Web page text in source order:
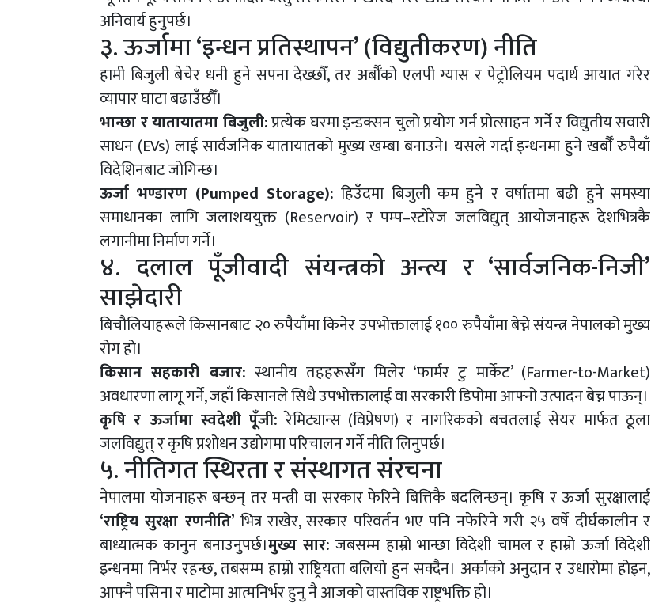
अनिवार्य हुनुपर्छ।
३. ऊर्जामा ‘इन्धन प्रतिस्थापन’ (विद्युतीकरण) नीति
हामी बिजुली बेचेर धनी हुने सपना देख्छौँ, तर अर्बौँको एलपी ग्यास र पेट्रोलियम पदार्थ आयात गरेर
व्यापार घाटा बढाउँछौँ।
भान्छा र यातायातमा बिजुली:प्रत्येक घरमा इन्डक्सन चुलो प्रयोग गर्न प्रोत्साहन गर्ने र विद्युतीय सवारी
साधन (EVs) लाई सार्वजनिक यातायातको मुख्य खम्बा बनाउने। यसले गर्दा इन्धनमा हुने खर्बौँ रुपैयाँ
विदेशिनबाट जोगिन्छ।
ऊर्जा भण्डारण (Pumped Storage): हिउँदमा बिजुली कम हुने र वर्षातमा बढी हुने समस्या
समाधानका लागि जलाशययुक्त (Reservoir) र पम्प–स्टोरेज जलविद्युत् आयोजनाहरू देशभित्रकै
लगानीमा निर्माण गर्ने।
४. दलाल पूँजीवादी संयन्त्रको अन्त्य र ‘सार्वजनिक-निजी’
साझेदारी
बिचौलियाहरूले किसानबाट २० रुपैयाँमा किनेर उपभोक्तालाई १०० रुपैयाँमा बेच्ने संयन्त्र नेपालको मुख्य
रोग हो।
किसान सहकारी बजार: स्थानीय तहहरूसँग मिलेर ‘फार्मर टु मार्केट’ (Farmer-to-Market)
अवधारणा लागू गर्ने, जहाँ किसानले सिधै उपभोक्तालाई वा सरकारी डिपोमा आफ्नो उत्पादन बेच्न पाऊन्।
कृषि र ऊर्जामा स्वदेशी पूँजी: रेमिट्यान्स (विप्रेषण) र नागरिकको बचतलाई सेयर मार्फत ठूला
जलविद्युत् र कृषि प्रशोधन उद्योगमा परिचालन गर्ने नीति लिनुपर्छ।
५. नीतिगत स्थिरता र संस्थागत संरचना
नेपालमा योजनाहरू बन्छन् तर मन्त्री वा सरकार फेरिने बित्तिकै बदलिन्छन्। कृषि र ऊर्जा सुरक्षालाई
‘राष्ट्रिय सुरक्षा रणनीति’ भित्र राखेर, सरकार परिवर्तन भए पनि नफेरिने गरी २५ वर्षे दीर्घकालीन र
बाध्यात्मक कानुन बनाउनुपर्छ।मुख्य सार: जबसम्म हाम्रो भान्छा विदेशी चामल र हाम्रो ऊर्जा विदेशी
इन्धनमा निर्भर रहन्छ, तबसम्म हाम्रो राष्ट्रियता बलियो हुन सक्दैन। अर्काको अनुदान र उधारोमा होइन,
आफ्नै पसिना र माटोमा आत्मनिर्भर हुनु नै आजको वास्तविक राष्ट्रभक्ति हो।